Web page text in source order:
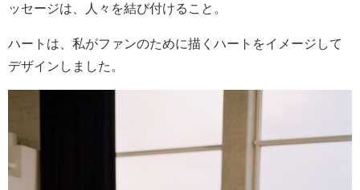
ッセージは、人々を結び付けること。
ハートは、私がファンのために描くハートをイメージして
デザインしました。